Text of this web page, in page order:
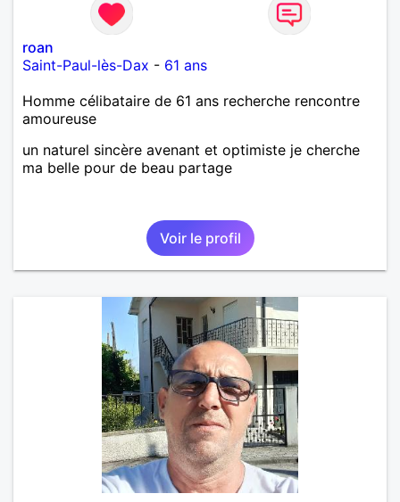
roan
Saint-Paul-lès-Dax - 61 ans
Homme célibataire de 61 ans recherche rencontre
amoureuse
un naturel sincère avenant et optimiste je cherche
ma belle pour de beau partage
Voir le profil